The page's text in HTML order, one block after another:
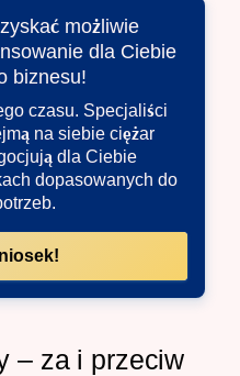
możliwie
dla Ciebie
biznesu!
czasu. Specjaliści
na siebie ciężar
dla Ciebie
dopasowanych do
– za i przeciw